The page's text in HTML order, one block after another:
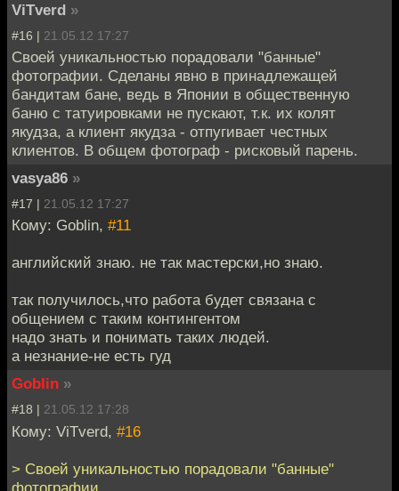
ViTverd »
#16 | 21.05.12 17:27
Своей уникальностью порадовали "банные"
фотографии. Сделаны явно в принадлежащей
бандитам бане, ведь в Японии в общественную
баню с татуировками не пускают, т.к. их колят
якудза, а клиент якудза - отпугивает честных
клиентов. В общем фотограф - рисковый парень.
vasya86 »
#17 | 21.05.12 17:27
Кому: Goblin, #11
английский знаю. не так мастерски,но знаю.
так получилось,что работа будет связана с
общением с таким контингентом
надо знать и понимать таких людей.
а незнание-не есть гуд
Goblin »
#18 | 21.05.12 17:28
Кому: ViTverd, #16
> Своей уникальностью порадовали "банные"
фотографии.